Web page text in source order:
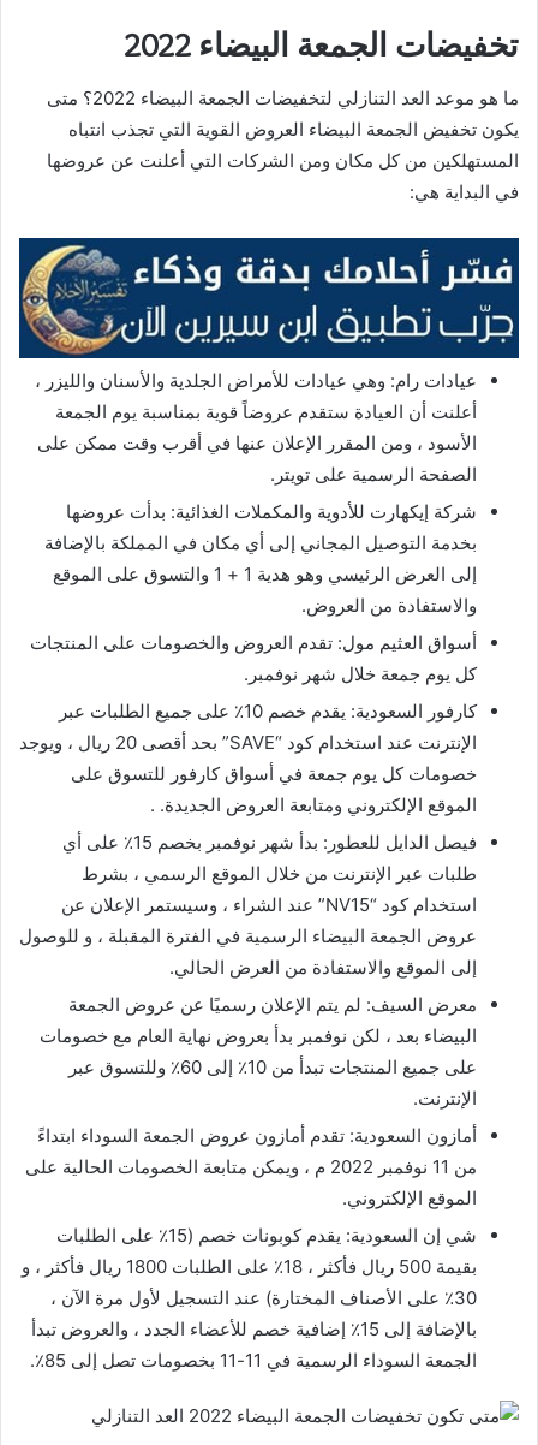
تخفيضات الجمعة البيضاء 2022
ما هو موعد العد التنازلي لتخفيضات الجمعة البيضاء 2022؟ متى
يكون تخفيض الجمعة البيضاء العروض القوية التي تجذب انتباه
المستهلكين من كل مكان ومن الشركات التي أعلنت عن عروضها
في البداية هي:
عيادات رام: وهي عيادات للأمراض الجلدية والأسنان والليزر ،
أعلنت أن العيادة ستقدم عروضاً قوية بمناسبة يوم الجمعة
الأسود ، ومن المقرر الإعلان عنها في أقرب وقت ممكن على
الصفحة الرسمية على تويتر.
شركة إيكهارت للأدوية والمكملات الغذائية: بدأت عروضها
بخدمة التوصيل المجاني إلى أي مكان في المملكة بالإضافة
إلى العرض الرئيسي وهو هدية 1 + 1 والتسوق على الموقع
والاستفادة من العروض.
أسواق العثيم مول: تقدم العروض والخصومات على المنتجات
كل يوم جمعة خلال شهر نوفمبر.
كارفور السعودية: يقدم خصم 10٪ على جميع الطلبات عبر
الإنترنت عند استخدام كود “SAVE” بحد أقصى 20 ريال ، ويوجد
خصومات كل يوم جمعة في أسواق كارفور للتسوق على
الموقع الإلكتروني ومتابعة العروض الجديدة. .
فيصل الدايل للعطور: بدأ شهر نوفمبر بخصم 15٪ على أي
طلبات عبر الإنترنت من خلال الموقع الرسمي ، بشرط
استخدام كود “NV15” عند الشراء ، وسيستمر الإعلان عن
عروض الجمعة البيضاء الرسمية في الفترة المقبلة ، و للوصول
إلى الموقع والاستفادة من العرض الحالي.
معرض السيف: لم يتم الإعلان رسميًا عن عروض الجمعة
البيضاء بعد ، لكن نوفمبر بدأ بعروض نهاية العام مع خصومات
على جميع المنتجات تبدأ من 10٪ إلى 60٪ وللتسوق عبر
الإنترنت.
أمازون السعودية: تقدم أمازون عروض الجمعة السوداء ابتداءً
من 11 نوفمبر 2022 م ، ويمكن متابعة الخصومات الحالية على
الموقع الإلكتروني.
شي إن السعودية: يقدم كوبونات خصم (15٪ على الطلبات
بقيمة 500 ريال فأكثر ، 18٪ على الطلبات 1800 ريال فأكثر ، و
30٪ على الأصناف المختارة) عند التسجيل لأول مرة الآن ،
بالإضافة إلى 15٪ إضافية خصم للأعضاء الجدد ، والعروض تبدأ
الجمعة السوداء الرسمية في 11-11 بخصومات تصل إلى 85٪.